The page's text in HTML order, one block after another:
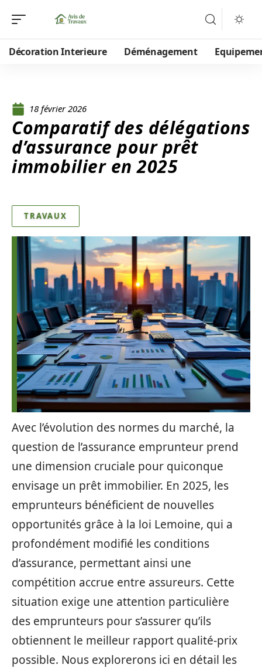
Décoration Interieure Déménagement
18 février 2026
Comparatif des délégations
d’assurance pour prêt
immobilier en 2025
TRAVAUX
Avec l’évolution des normes du marché, la
question de l’assurance emprunteur prend
une dimension cruciale pour quiconque
envisage un prêt immobilier. En 2025, les
emprunteurs bénéficient de nouvelles
opportunités grâce à la loi Lemoine, qui a
profondément modifié les conditions
d’assurance, permettant ainsi une
compétition accrue entre assureurs. Cette
situation exige une attention particulière
des emprunteurs pour s’assurer qu’ils
obtiennent le meilleur rapport qualité-prix
possible. Nous explorerons ici en détail les